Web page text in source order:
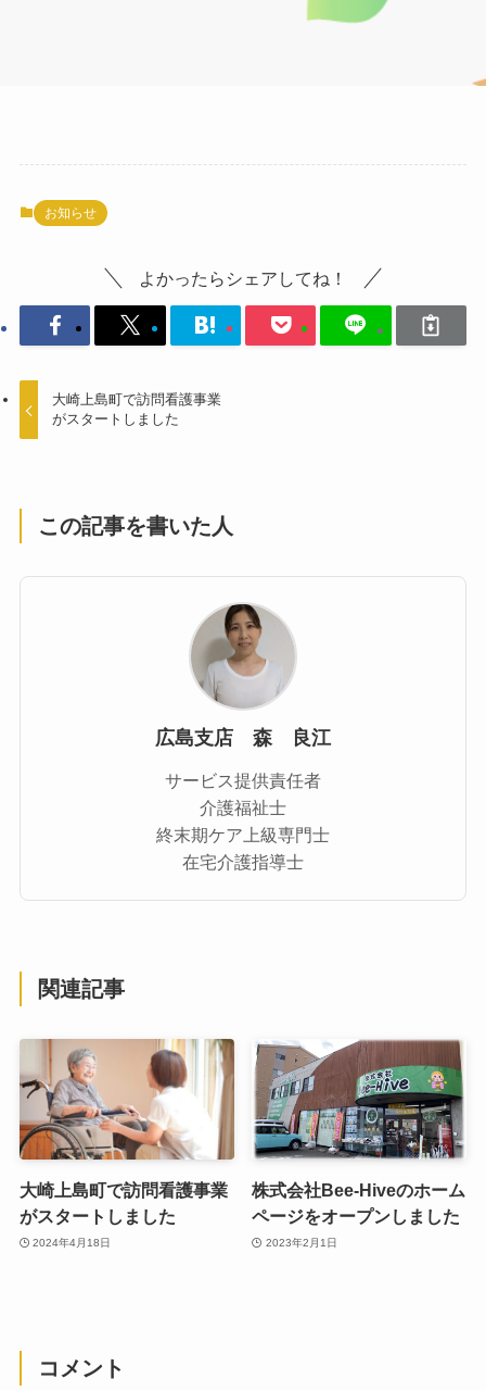
お知らせ
よかったらシェアしてね！
大崎上島町で訪問看護事業
がスタートしました
この記事を書いた人
広島支店 森 良江
サービス提供責任者
介護福祉士
終末期ケア上級専門士
在宅介護指導士
関連記事
大崎上島町で訪問看護事業
がスタートしました
2024年4月18日
株式会社Bee-Hiveのホーム
ページをオープンしました
2023年2月1日
コメント